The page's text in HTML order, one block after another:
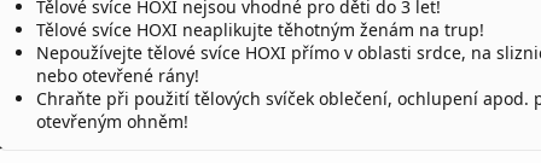
Tělové svíce HOXI nejsou vhodné pro děti do 3 let!
Tělové svíce HOXI neaplikujte těhotným ženám na trup!
Nepoužívejte tělové svíce HOXI přímo v oblasti srdce, na
nebo otevřené rány!
Chraňte při použití tělových svíček oblečení, ochlupení apod.
otevřeným ohněm!